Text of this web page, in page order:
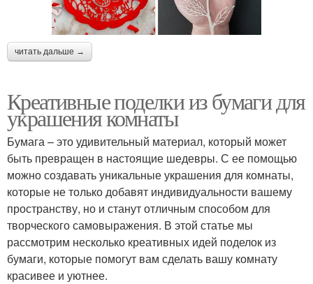
читать дальше →
Креативные поделки из бумаги для
украшения комнаты
Бумага – это удивительный материал, который может
быть превращен в настоящие шедевры. С ее помощью
можно создавать уникальные украшения для комнаты,
которые не только добавят индивидуальности вашему
пространству, но и станут отличным способом для
творческого самовыражения. В этой статье мы
рассмотрим несколько креативных идей поделок из
бумаги, которые помогут вам сделать вашу комнату
красивее и уютнее.